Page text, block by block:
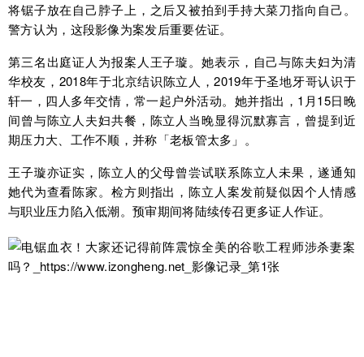
将锯子放在自己脖子上，之后又被拍到手持大菜刀指向自己。
警方认为，这段影像为案发后重要佐证。
第三名出庭证人为报案人王子璇。她表示，自己与陈夫妇为清
华校友，2018年于北京结识陈立人，2019年于圣地牙哥认识于
轩一，四人多年交情，常一起户外活动。她并指出，1月15日晚
间曾与陈立人夫妇共餐，陈立人当晚显得沉默寡言，曾提到近
期压力大、工作不顺，并称「老板管太多」。
王子璇亦证实，陈立人的父母曾尝试联系陈立人未果，遂通知
她代为查看陈家。检方则指出，陈立人案发前疑似因个人情感
与职业压力陷入低潮。预审期间将陆续传召更多证人作证。